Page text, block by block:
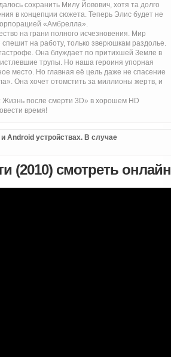
сохранить Милу Йовович, хотя та долго
в концепции сюжета. Теперь Элис будет не
«Амбрелла».
на грани полного исчезновения. Мир
на работу, только зверюшкам раздолье.
Она блуждает по притихшей Земле в
трупы. Но наша героиня упорная
место. Но главная её цель даже не спасение
Она хочет отомстить за миллионы жертв, и
после смерти 3D» в хорошем HD
время!
Android устройствах. В случае
(2010) смотреть онлайн